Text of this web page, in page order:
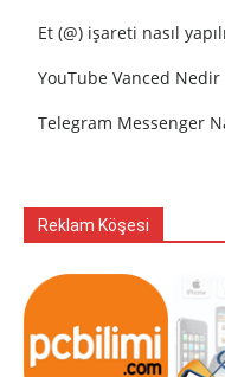
Et (@) işareti nasıl
YouTube Vanced Nedir
Telegram Messenger
Reklam Köşesi